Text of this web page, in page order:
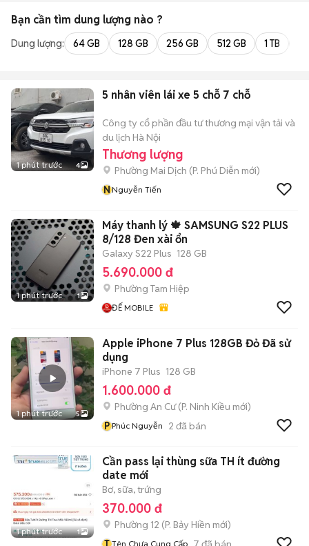
Bạn cần tìm dung lượng nào ?
Dung lượng: 64 GB 128 GB 256 GB 512 GB 1 TB
1 phút trước 4
5 nhân viên lái xe 5 chỗ 7 chỗ
Công ty cổ phần đầu tư thương mại vận tải và
du lịch Hà Nội
Thương lượng
Phường Mai Dịch (P. Phú Diễn mới)
NNguyễn Tiến
1 phút trước 1
Máy thanh lý 🍁 SAMSUNG S22 PLUS
8/128 Đen xài ổn
Galaxy S22 Plus 128 GB
5.690.000 đ
Phường Tam Hiệp
ĐẾ MOBILE
1 phút trước 5
Apple iPhone 7 Plus 128GB Đỏ Đã sử
dụng
iPhone 7 Plus 128 GB
1.600.000 đ
Phường An Cư(P. Ninh Kiều mới)
P Phúc Nguyễn 2 đã bán
1 phút trước 1
Cần pass lại thùng sữa TH ít đường
date mới
Bơ, sữa, trứng
370.000 đ
Phường 12 (P. Bảy Hiền mới)
Tên Chưa Cung Cấp